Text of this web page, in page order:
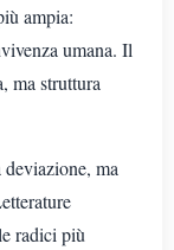
ampia:
umana. Il
ma struttura
ma
radici più